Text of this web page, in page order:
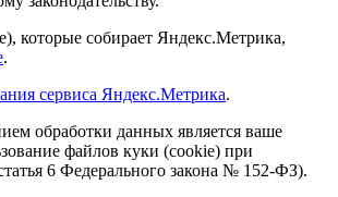
которые собирает Яндекс.Метрика,
.
сервиса Яндекс.Метрика.
обработки данных является ваше
файлов куки (cookie) при
6 Федерального закона № 152-ФЗ).